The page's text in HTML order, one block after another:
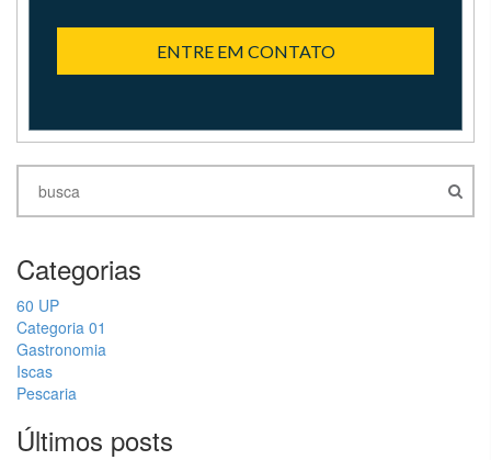
ENTRE EM CONTATO
Categorias
60 UP
Categoria 01
Gastronomia
Iscas
Pescaria
Últimos posts